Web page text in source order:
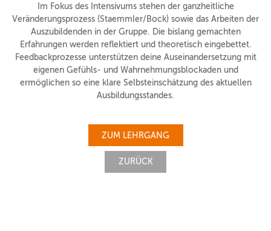
Im Fokus des Intensivums stehen der ganzheitliche
Veränderungsprozess (Staemmler/Bock) sowie das Arbeiten der
Auszubildenden in der Gruppe. Die bislang gemachten
Erfahrungen werden reflektiert und theoretisch eingebettet.
Feedbackprozesse unterstützen deine Auseinandersetzung mit
eigenen Gefühls- und Wahrnehmungsblockaden und
ermöglichen so eine klare Selbsteinschätzung des aktuellen
Ausbildungsstandes.
ZUM LEHRGANG
ZURÜCK